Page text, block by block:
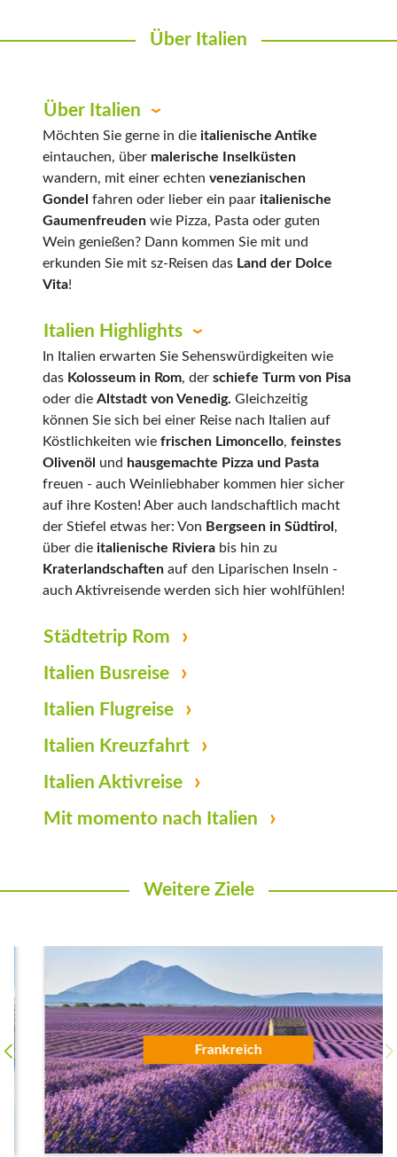
Über Italien
Über Italien
Möchten Sie gerne in die italienische Antike
eintauchen, über malerische Inselküsten
wandern, mit einer echten venezianischen
Gondel fahren oder lieber ein paar italienische
Gaumenfreuden wie Pizza, Pasta oder guten
Wein genießen? Dann kommen Sie mit und
erkunden Sie mit sz-Reisen das Land der Dolce
Vita!
Italien Highlights
In Italien erwarten Sie Sehenswürdigkeiten wie
das Kolosseum in Rom, der schiefe Turm von Pisa
oder die Altstadt von Venedig. Gleichzeitig
können Sie sich bei einer Reise nach Italien auf
Köstlichkeiten wie frischen Limoncello, feinstes
Olivenöl und hausgemachte Pizza und Pasta
freuen - auch Weinliebhaber kommen hier sicher
auf ihre Kosten! Aber auch landschaftlich macht
der Stiefel etwas her: Von Bergseen in Südtirol ,
über die italienische Riviera bis hin zu
Kraterlandschaften auf den Liparischen Inseln -
auch Aktivreisende werden sich hier wohlfühlen!
Städtetrip Rom
Italien Busreise
Italien Flugreise
Italien Kreuzfahrt
Italien Aktivreise
Mit momento nach Italien
Weitere Ziele
Frankreich